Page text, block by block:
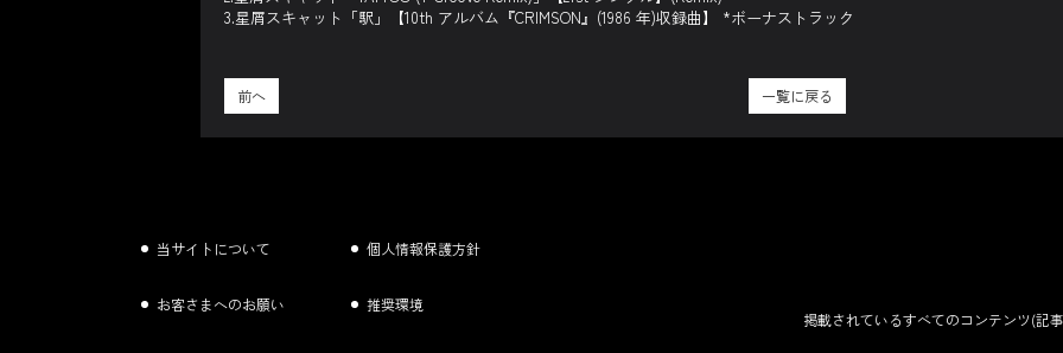
3.星屑スキャット「駅」【10th アルバム『CRIMSON』(1986 年)収録曲】 *ボーナストラック
前へ 一覧に戻る
当サイトについて 個人情報保護方針
お客さまへのお願い 推奨環境
掲載されているすべてのコンテンツ(記